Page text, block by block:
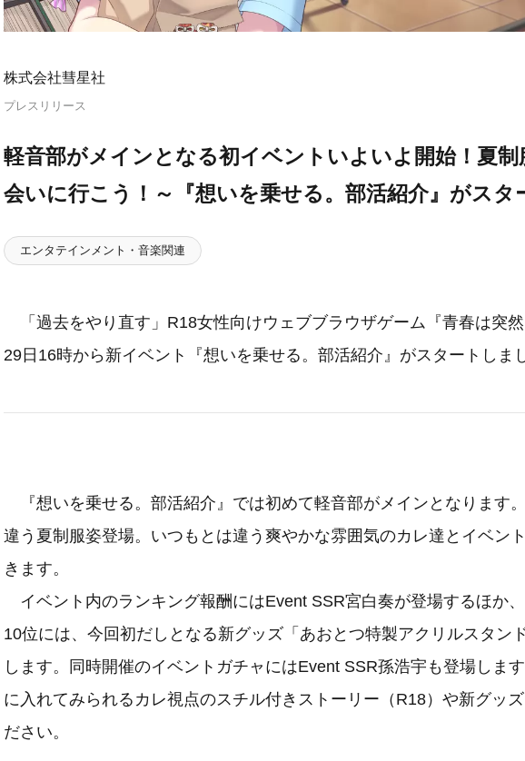
株式会社彗星社
プレスリリース
軽音部がメインとなる初イベントいよいよ開始！夏制
会いに行こう！～『想いを乗せる。部活紹介』がスタ
エンタテインメント・音楽関連
「過去をやり直す」R18女性向けウェブブラウザゲーム『青春は突然
29日16時から新イベント『想いを乗せる。部活紹介』がスタートしま
『想いを乗せる。部活紹介』では初めて軽音部がメインとなります
違う夏制服姿登場。いつもとは違う爽やかな雰囲気のカレ達とイベン
きます。
イベント内のランキング報酬にはEvent SSR宮白奏が登場するほか
10位には、今回初だしとなる新グッズ「あおとつ特製アクリルスタン
します。同時開催のイベントガチャにはEvent SSR孫浩宇も登場しま
に入れてみられるカレ視点のスチル付きストーリー（R18）や新グッ
ださい。